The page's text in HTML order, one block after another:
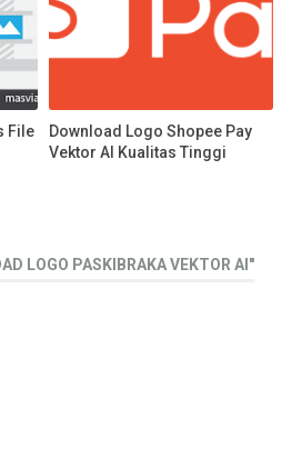
File
Download Logo Shopee Pay
Vektor AI Kualitas Tinggi
LOGO PASKIBRAKA VEKTOR AI"